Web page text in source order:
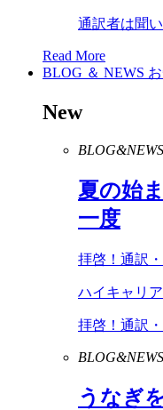
通訳者は聞
Read More
BLOG ＆ NEWS
New
BLOG&NEWS
夏の始
一度
拝啓！通訳
ハイキャリ
拝啓！通訳
BLOG&NEWS
うなぎ